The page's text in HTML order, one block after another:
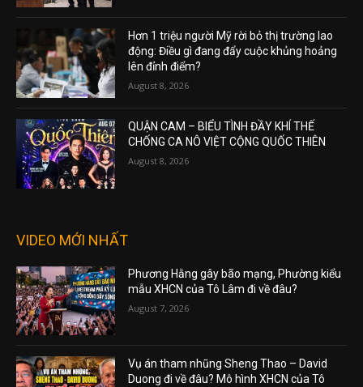
Hơn 1 triệu người Mỹ rời bỏ thị trường lao
động: Điều gì đang đẩy cuộc khủng hoảng
lên đỉnh điểm?
August 8, 2026
QUẬN CAM – BIỂU TÌNH ĐẦY KHÍ THẾ
CHỐNG CA NÔ VIỆT CỘNG QUỐC THIÊN
August 8, 2026
VIDEO MỚI NHẤT
Phương Hằng gây bão mạng, Phường kiểu
mẫu XHCN của Tô Lâm đi về đâu?
August 7, 2026
Vụ án tham nhũng Sheng Thao – David
Duong đi về đâu? Mô hình XHCN của Tô